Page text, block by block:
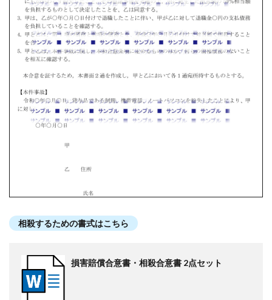
相殺するための書式はこちら
損害賠償合意書・相殺合意書 2点セット